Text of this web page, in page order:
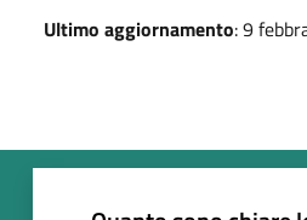
Ultimo aggiornamento: 9